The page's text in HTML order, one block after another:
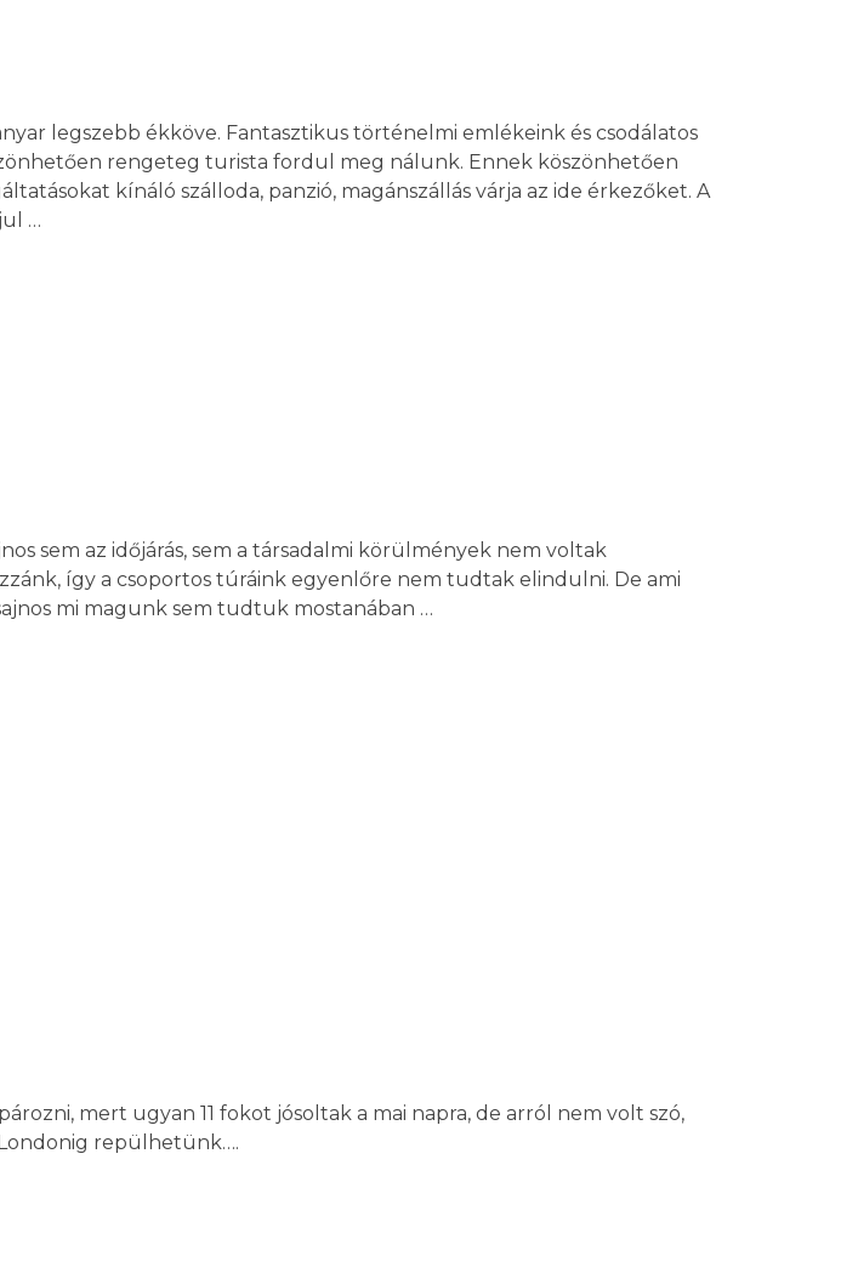
legszebb ékköve. Fantasztikus történelmi emlékeink és csodálatos
rengeteg turista fordul meg nálunk. Ennek köszönhetően
kínáló szálloda, panzió, magánszállás várja az ide érkezőket. A
…
sem az időjárás, sem a társadalmi körülmények nem voltak
így a csoportos túráink egyenlőre nem tudtak elindulni. De ami
mi magunk sem tudtuk mostanában …
mert ugyan 11 fokot jósoltak a mai napra, de arról nem volt szó,
Londonig repülhetünk….